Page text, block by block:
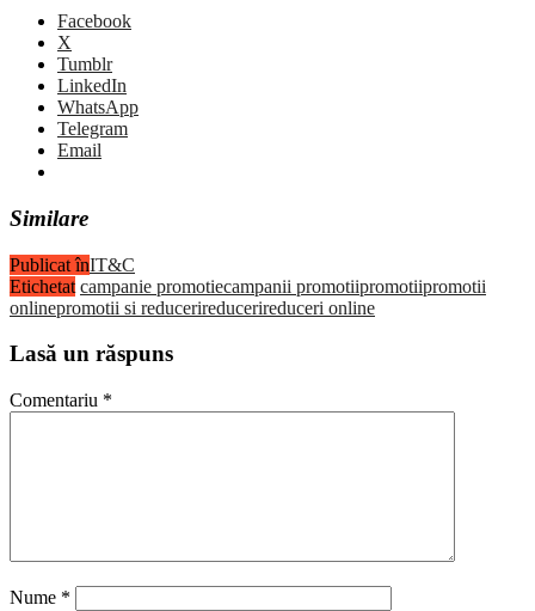
Facebook
X
Tumblr
LinkedIn
WhatsApp
Telegram
Email
Similare
Publicat înIT&C
Etichetat campanie promotiecampanii promotiipromotiipromotii
onlinepromotii si reducerireducerireduceri online
Lasă un răspuns
Comentariu *
Nume *